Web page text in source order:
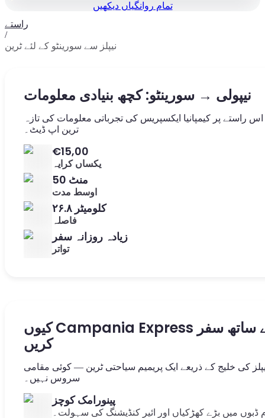
تمام روانگیاں دیکھیں
راستے
/
نیپلز سے سورینٹو کے لئے ٹرین
نیپولی → سورینٹو: کچھ بنیادی معلومات
اس راستے پر کیمپانیا ایکسپریس کی تجرباتی معلومات کی تازہ
ترین اپ ڈیٹ۔
€15,00
یکساں کرایہ
50 منٹ
اوسط مدت
۲۶.۸ کلومیٹر
فاصلہ
زیادہ روزانہ سفر
تواتر
کیوں Campania Express کے ساتھ سفر
کریں
کی خلیج کے ذریعے ایک پریمیم سیاحتی ٹرین — کوئی مقامی
سروس نہیں۔
پینورامک کوچز
ڈبوں میں بڑے کھڑکیاں اور ائیر کنڈیشنگ کی سہولت۔